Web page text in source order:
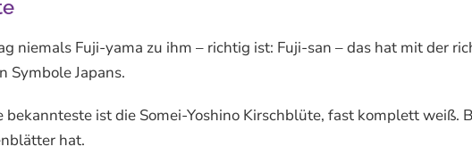
niemals Fuji-yama zu ihm – richtig ist: Fuji-san – das hat mit der
Symbole Japans.
ist die Somei-Yoshino Kirschblüte, fast komplett weiß.
hat.